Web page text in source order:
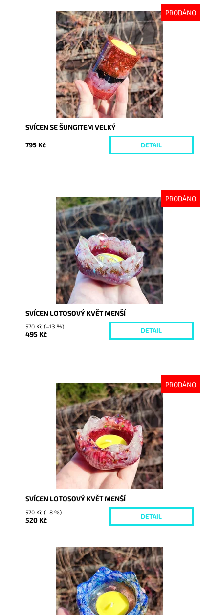
PRODÁNO
Dostupnost:
Vyprodáno
7578
SVÍCEN SE ŠUNGITEM VELKÝ
795 Kč DETAIL
PRODÁNO
Dostupnost:
Vyprodáno
7632
SVÍCEN LOTOSOVÝ KVĚT MENŠÍ
570 Kč(–13 %)
495 Kč DETAIL
PRODÁNO
Dostupnost:
Vyprodáno
7636
SVÍCEN LOTOSOVÝ KVĚT MENŠÍ
570 Kč(–8 %)
520 Kč DETAIL
Dostupnost:
Skladem
7876